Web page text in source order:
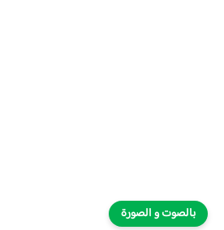
بالصوت و الصورة